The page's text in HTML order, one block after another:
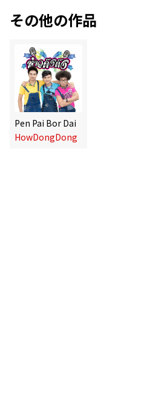
その他の作品
Pen Pai Bor Dai
HowDongDong